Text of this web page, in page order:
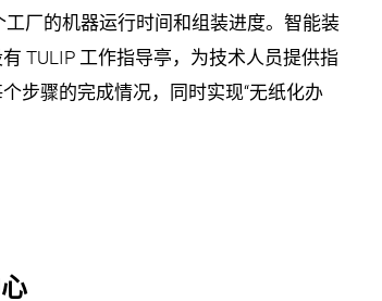
厂的机器运行时间和组装进度。智能装
TULIP 工作指导亭，为技术人员提供指
步骤的完成情况，同时实现“无纸化办